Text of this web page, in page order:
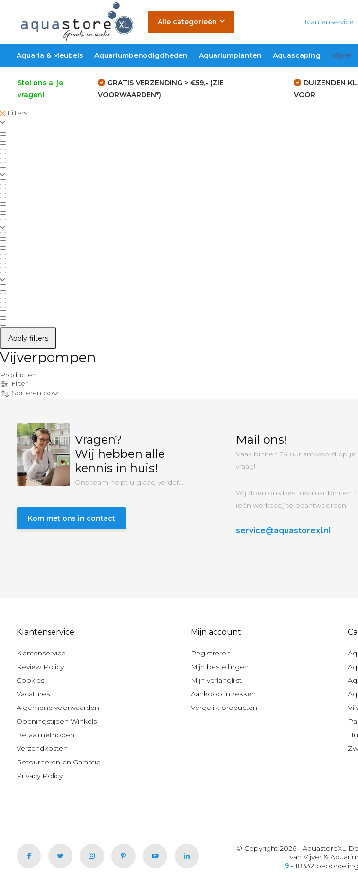
Alle categorieën Klantenservice
Aquaria & Meubels Aquariumbenodigdheden Aquariumplanten Aquascaping Vijver
Stel ons al je
vragen!
GRATIS VERZENDING > €59,- (ZIE
VOORWAARDEN*)
DUIZENDEN
VOOR
Filters
Apply filters
Vijverpompen
Producten
Filter
Sorteren op
Vragen?
Wij hebben alle
kennis in huis!
Ons team helpt u graag verder...
Kom met ons in contact
Mail ons!
Vaak binnen 24 uur antwoord op je
vraag!
Wij doen ons best uw mail binnen
(één werkdag) te beantwoorden.
service@aquastorexl.nl
Klantenservice
Klantenservice
Review Policy
Cookies
Vacatures
Algemene voorwaarden
Openingstijden Winkels
Betaalmethoden
Verzendkosten
Retourneren en Garantie
Privacy Policy
Mijn account
Registreren
Mijn bestellingen
Mijn verlanglijst
Aankoop intrekken
Vergelijk producten
© Copyright 2026 - AquastoreXL
van Vijver &
9 - 18332